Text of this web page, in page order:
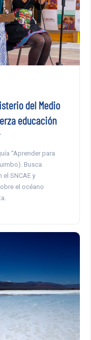
del Medio
educación
“Aprender para
Busca
SNCAE y
el océano